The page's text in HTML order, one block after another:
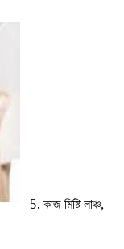
5. কাজ মিষ্টি লাঞ্চ,